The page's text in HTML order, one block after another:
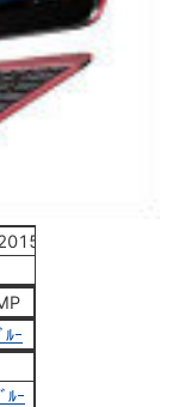
年9月19日
ﾙｰ
ﾙｰ